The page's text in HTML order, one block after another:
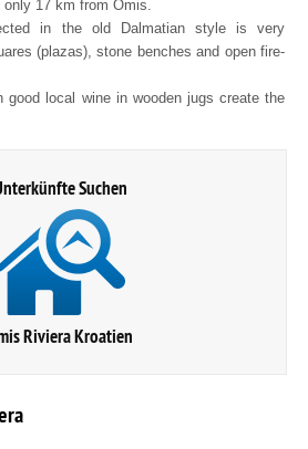
17 km from Omis.
in the old Dalmatian style is very
(plazas), stone benches and open fire-
good local wine in wooden jugs create the
Suchen
Riviera Kroatien